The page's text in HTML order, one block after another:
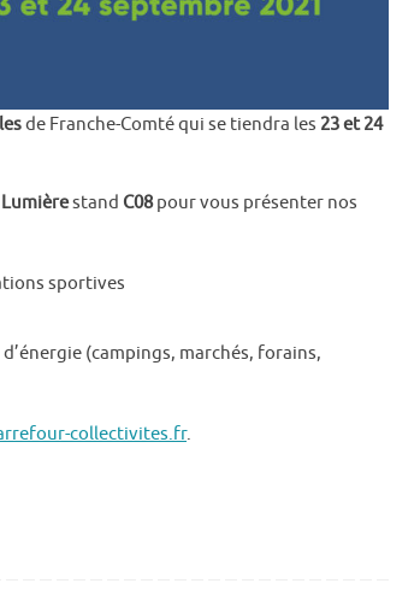
de Franche-Comté qui se tiendra les 23 et 24
stand C08pour vous présenter nos
sportives
(campings, marchés, forains,
collectivites.fr.